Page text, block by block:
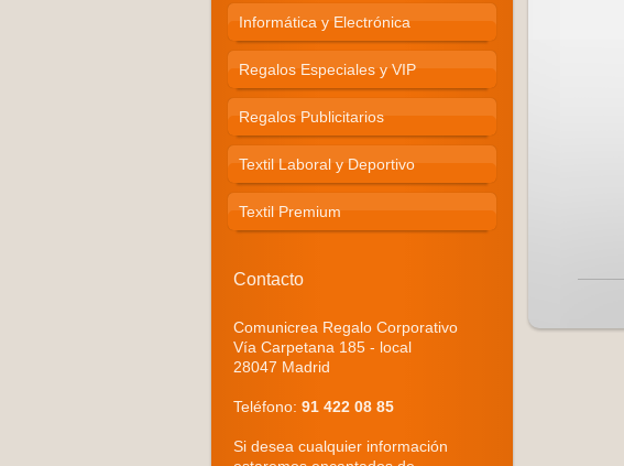
Informática y Electrónica
Regalos Especiales y VIP
Regalos Publicitarios
Textil Laboral y Deportivo
Textil Premium
Contacto
Comunicrea Regalo Corporativo
Vía Carpetana 185 - local
28047 Madrid
Teléfono: 91 422 08 85
Si desea cualquier información